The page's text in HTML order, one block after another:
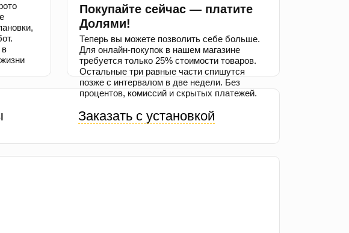
Покупайте сейчас — платите
Долями!
Теперь вы можете позволить себе больше.
Для онлайн-покупок в нашем магазине
требуется только 25% стоимости товаров.
Остальные три равные части спишутся
позже с интервалом в две недели. Без
процентов, комиссий и скрытых платежей.
Заказать с установкой